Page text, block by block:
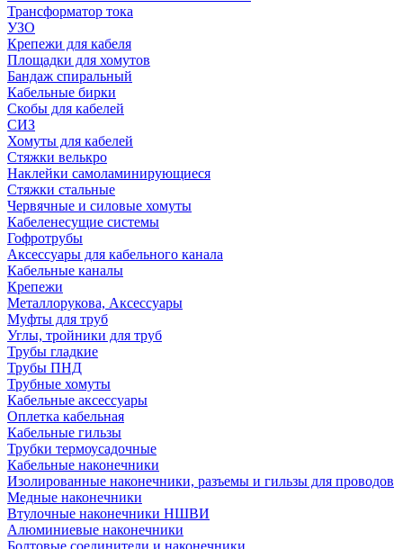
Трансформатор тока
УЗО
Крепежи для кабеля
Площадки для хомутов
Бандаж спиральный
Кабельные бирки
Cкобы для кабелей
СИЗ
Хомуты для кабелей
Стяжки велькро
Наклейки самоламинирующиеся
Стяжки стальные
Червячные и силовые хомуты
Кабеленесущие системы
Гофротрубы
Аксессуары для кабельного канала
Кабельные каналы
Крепежи
Металлорукова, Аксессуары
Муфты для труб
Углы, тройники для труб
Трубы гладкие
Трубы ПНД
Трубные хомуты
Кабельные аксессуары
Оплетка кабельная
Кабельные гильзы
Трубки термоусадочные
Кабельные наконечники
Изолированные наконечники, разъемы и гильзы для проводов
Медные наконечники
Втулочные наконечники НШВИ
Алюминиевые наконечники
Болтовые соединители и наконечники